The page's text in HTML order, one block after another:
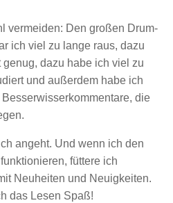
vermeiden: Den großen Drum-
ich viel zu lange raus, dazu
dazu habe ich viel zu
und außerdem habe ich
die
angeht. Und wenn ich den
füttere ich
Neuheiten und Neuigkeiten.
das Lesen Spaß!